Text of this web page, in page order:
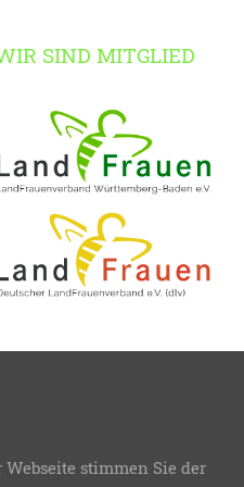
SIND MITGLIED
bzweic GmbH
stimmen Sie der